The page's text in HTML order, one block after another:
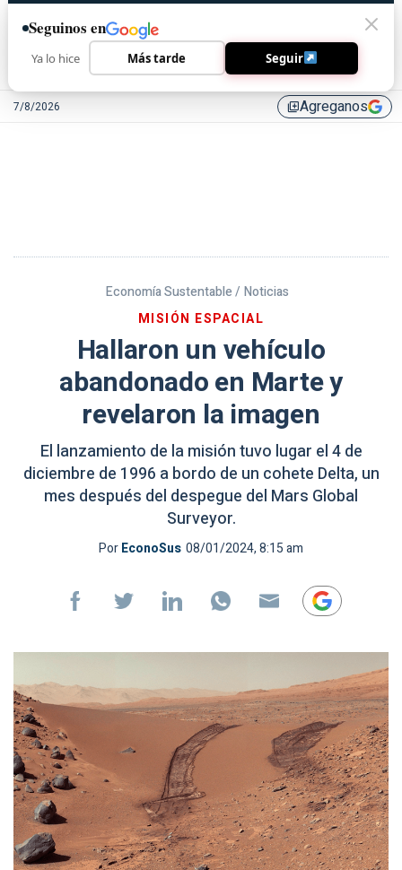
7/8/2026 library_addAgreganos
Economía Sustentable / Noticias
MISIÓN ESPACIAL
Hallaron un vehículo
abandonado en Marte y
revelaron la imagen
El lanzamiento de la misión tuvo lugar el 4 de
diciembre de 1996 a bordo de un cohete Delta, un
mes después del despegue del Mars Global
Surveyor.
PorEconoSus 08/01/2024, 8:15 am
Seguinos en
Ya lo hice Más tarde Seguir